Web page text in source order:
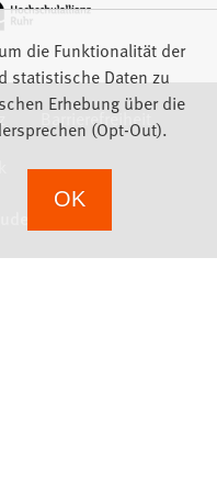
Barrierefreiheit
die Funktionalität der
statistische Daten zu
Erhebung über die
(Opt-Out).
OK